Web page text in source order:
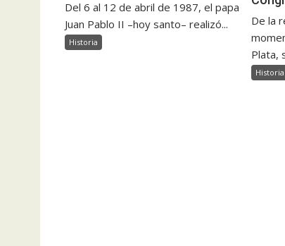
Del 6 al 12 de abril de 1987, el papa
Juan Pablo II –hoy santo– realizó...
Historia
De la
Plata,
Historia